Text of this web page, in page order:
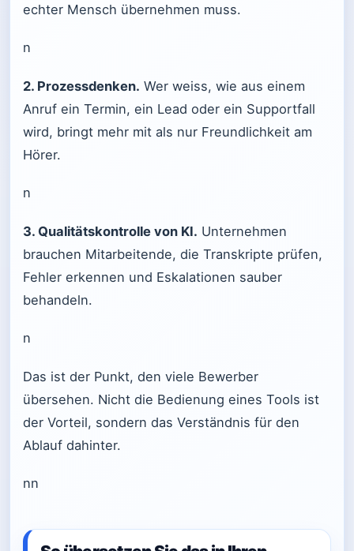
echter Mensch übernehmen muss.
n
2. Prozessdenken. Wer weiss, wie aus einem
Anruf ein Termin, ein Lead oder ein Supportfall
wird, bringt mehr mit als nur Freundlichkeit am
Hörer.
n
3. Qualitätskontrolle von KI. Unternehmen
brauchen Mitarbeitende, die Transkripte prüfen,
Fehler erkennen und Eskalationen sauber
behandeln.
n
Das ist der Punkt, den viele Bewerber
übersehen. Nicht die Bedienung eines Tools ist
der Vorteil, sondern das Verständnis für den
Ablauf dahinter.
nn